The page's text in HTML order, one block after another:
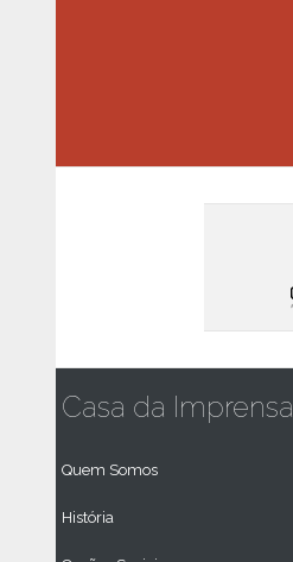
Casa da Imprensa
Quem Somos
História